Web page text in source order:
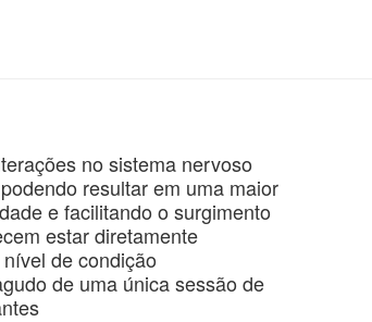
no sistema nervoso
resultar em uma maior
e facilitando o surgimento
estar diretamente
de condição
de uma única sessão de